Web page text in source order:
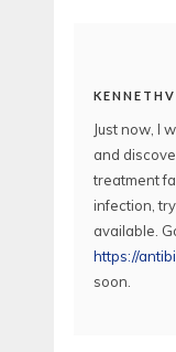
Just now, I
and
treatment
infection,
available.
https://
soon.